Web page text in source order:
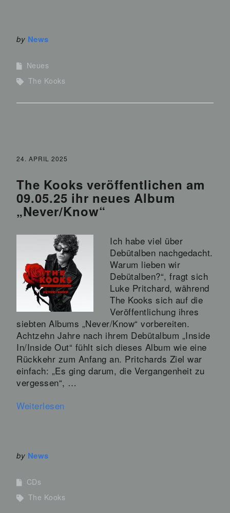
by News
Neues
The Kooks
24. APRIL 2025
The Kooks veröffentlichen am
09.05.25 ihr neues Album
„Never/Know“
Ich habe viel über
Debütalben nachgedacht.
Warum lieben wir
Debütalben?“, fragt sich
Luke Pritchard, während
The Kooks sich auf die
Veröffentlichung ihres
siebten Albums „Never/Know“ vorbereiten.
Achtzehn Jahre nach ihrem Debütalbum „Inside
In/Inside Out“ fühlt sich dieses Album wie eine
Rückkehr zum Anfang an. Pritchards Ziel war
einfach: „Es ging darum, die Vergangenheit zu
vergessen“, …
Weiterlesen
by News
CDs
The Kooks